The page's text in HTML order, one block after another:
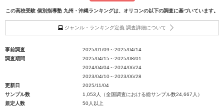
この高校受験 個別指導塾 九州・沖縄ランキングは、オリコンの以下の調査に基づいています。
ジャンル・ランキング定義 調査詳細について
事前調査
2025/01/09～2025/04/14
調査期間
2025/04/15～2025/08/01
2024/04/04～2024/06/24
2023/04/10～2023/06/28
更新日
2025/11/04
サンプル数
1,053人（全国調査における総サンプル数24,667人）
規定人数
50人以上